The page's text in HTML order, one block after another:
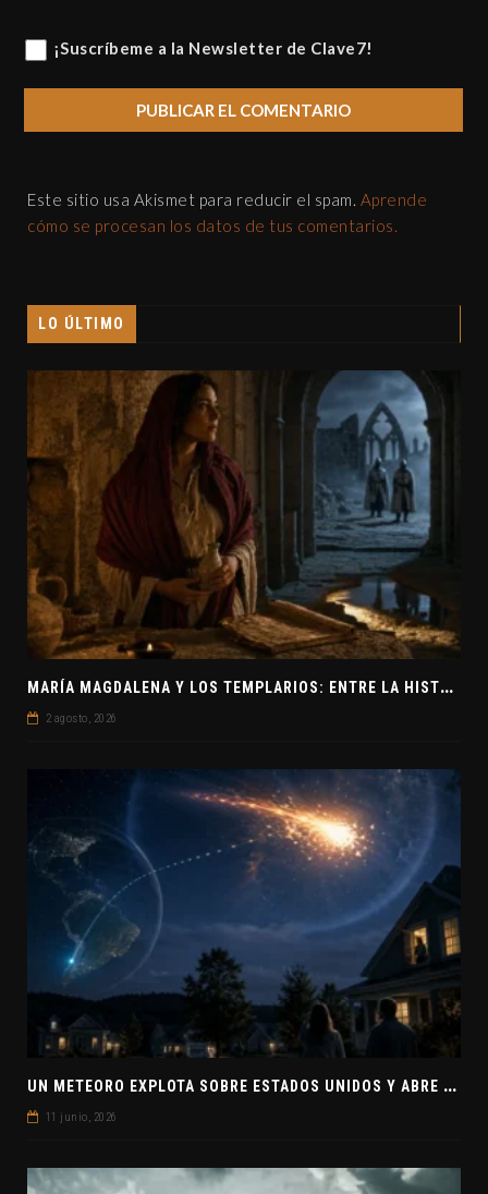
¡Suscríbeme a la Newsletter de Clave7!
Este sitio usa Akismet para reducir el spam. Aprende
cómo se procesan los datos de tus comentarios.
LO ÚLTIMO
M
ARÍA MAGDALENA Y LOS TEMPLARIOS: ENTRE LA HISTORIA Y EL MISTERIO
2 agosto, 2026
U
N METEORO EXPLOTA SOBRE ESTADOS UNIDOS Y ABRE LA PISTA DE POLAR-IM, UN POSIBLE VISITANTE INTERESTELAR
11 junio, 2026